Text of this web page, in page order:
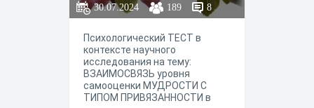
30.07.2024 189 8
Психологический ТЕСТ в
контексте научного
исследования на тему:
ВЗАИМОСВЯЗЬ уровня
самооценки МУДРОСТИ С
ТИПОМ ПРИВЯЗАННОСТИ в